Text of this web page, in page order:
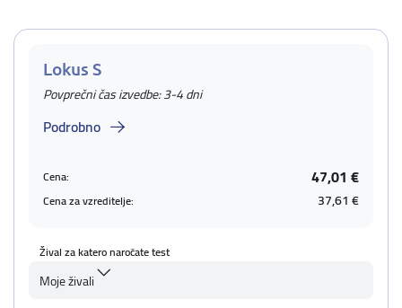
Lokus S
Povprečni čas izvedbe: 3-4 dni
Podrobno
Cena: 47,01 €
Cena za vzreditelje: 37,61 €
Žival za katero naročate test
Moje živali